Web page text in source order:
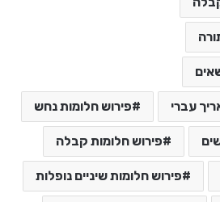
עברי פירוש חלומות נחש
פירוש חלומות קבלה
פירוש חלומות שיניים נופלות